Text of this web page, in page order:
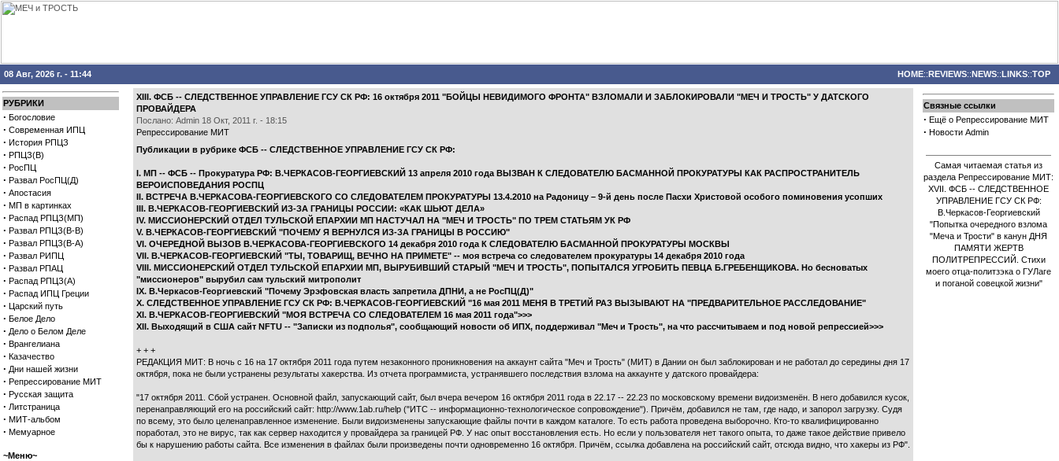
08 Авг, 2026 г. - 11:44 HOME::REVIEWS::NEWS::LINKS::TOP
РУБРИКИ
· Богословие
· Современная ИПЦ
· История РПЦЗ
· РПЦЗ(В)
· РосПЦ
· Развал РосПЦ(Д)
· Апостасия
· МП в картинках
· Распад РПЦЗ(МП)
· Развал РПЦЗ(В-В)
· Развал РПЦЗ(В-А)
· Развал РИПЦ
· Развал РПАЦ
· Распад РПЦЗ(А)
· Распад ИПЦ Греции
· Царский путь
· Белое Дело
· Дело о Белом Деле
· Врангелиана
· Казачество
· Дни нашей жизни
· Репрессирование МИТ
· Русская защита
· Литстраница
· МИТ-альбом
· Мемуарное
~Меню~
XIII. ФСБ -- СЛЕДСТВЕННОЕ УПРАВЛЕНИЕ ГСУ СК РФ: 16 октября 2011 "БОЙЦЫ НЕВИДИМОГО ФРОНТА" ВЗЛОМАЛИ И ЗАБЛОКИРОВАЛИ "МЕЧ И ТРОСТЬ" У ДАТСКОГО
ПРОВАЙДЕРА
Послано: Admin 18 Окт, 2011 г. - 18:15
Репрессирование МИТ
Публикации в рубрике ФСБ -- СЛЕДСТВЕННОЕ УПРАВЛЕНИЕ ГСУ СК РФ:
I. МП -- ФСБ -- Прокуратура РФ: В.ЧЕРКАСОВ-ГЕОРГИЕВСКИЙ 13 апреля 2010 года ВЫЗВАН К СЛЕДОВАТЕЛЮ БАСМАННОЙ ПРОКУРАТУРЫ КАК РАСПРОСТРАНИТЕЛЬ
ВЕРОИСПОВЕДАНИЯ РОСПЦ
II. ВСТРЕЧА В.ЧЕРКАСОВА-ГЕОРГИЕВСКОГО СО СЛЕДОВАТЕЛЕМ ПРОКУРАТУРЫ 13.4.2010 на Радоницу – 9-й день после Пасхи Христовой особого поминовения усопших
III. В.ЧЕРКАСОВ-ГЕОРГИЕВСКИЙ ИЗ-ЗА ГРАНИЦЫ РОССИИ: «КАК ШЬЮТ ДЕЛА»
IV. МИССИОНЕРСКИЙ ОТДЕЛ ТУЛЬСКОЙ ЕПАРХИИ МП НАСТУЧАЛ НА "МЕЧ И ТРОСТЬ" ПО ТРЕМ СТАТЬЯМ УК РФ
V. В.ЧЕРКАСОВ-ГЕОРГИЕВСКИЙ "ПОЧЕМУ Я ВЕРНУЛСЯ ИЗ-ЗА ГРАНИЦЫ В РОССИЮ"
VI. ОЧЕРЕДНОЙ ВЫЗОВ В.ЧЕРКАСОВА-ГЕОРГИЕВСКОГО 14 декабря 2010 года К СЛЕДОВАТЕЛЮ БАСМАННОЙ ПРОКУРАТУРЫ МОСКВЫ
VII. В.ЧЕРКАСОВ-ГЕОРГИЕВСКИЙ "ТЫ, ТОВАРИЩ, ВЕЧНО НА ПРИМЕТЕ" -- моя встреча со следователем прокуратуры 14 декабря 2010 года
VIII. МИССИОНЕРСКИЙ ОТДЕЛ ТУЛЬСКОЙ ЕПАРХИИ МП, ВЫРУБИВШИЙ СТАРЫЙ "МЕЧ И ТРОСТЬ", ПОПЫТАЛСЯ УГРОБИТЬ ПЕВЦА Б.ГРЕБЕНЩИКОВА. Но бесноватых
"миссионеров" вырубил сам тульский митрополит
IX. В.Черкасов-Георгиевский "Почему Эрэфовская власть запретила ДПНИ, а не РосПЦ(Д)"
X. СЛЕДСТВЕННОЕ УПРАВЛЕНИЕ ГСУ СК РФ: В.ЧЕРКАСОВ-ГЕОРГИЕВСКИЙ "16 мая 2011 МЕНЯ В ТРЕТИЙ РАЗ ВЫЗЫВАЮТ НА "ПРЕДВАРИТЕЛЬНОЕ РАССЛЕДОВАНИЕ"
XI. В.ЧЕРКАСОВ-ГЕОРГИЕВСКИЙ "МОЯ ВСТРЕЧА СО СЛЕДОВАТЕЛЕМ 16 мая 2011 года">>>
XII. Выходящий в США сайт NFTU -- "Записки из подполья", сообщающий новости об ИПХ, поддерживал "Меч и Трость", на что рассчитываем и под новой репрессией>>>
+ + +
РЕДАКЦИЯ МИТ: В ночь с 16 на 17 октября 2011 года путем незаконного проникновения на аккаунт сайта "Меч и Трость" (МИТ) в Дании он был заблокирован и не работал до середины дня 17
октября, пока не были устранены результаты хакерства. Из отчета программиста, устранявшего последствия взлома на аккаунте у датского провайдера:
"17 октября 2011. Сбой устранен. Основной файл, запускающий сайт, был вчера вечером 16 октября 2011 года в 22.17 -- 22.23 по московскому времени видоизменён. В него добавился кусок,
перенаправляющий его на российский сайт: http://www.1ab.ru/help ("ИТС -- информационно-технологическое сопровождение"). Причём, добавился не там, где надо, и запорол загрузку. Судя
по всему, это было целенаправленное изменение. Были видоизменены запускающие файлы почти в каждом каталоге. То есть работа проведена выборочно. Кто-то квалифицированно
поработал, это не вирус, так как сервер находится у провайдера за границей РФ. У нас опыт восстановления есть. Но если у пользователя нет такого опыта, то даже такое действие привело
бы к нарушению работы сайта. Все изменения в файлах были произведены почти одновременно 16 октября. Причём, ссылка добавлена на российский сайт, отсюда видно, что хакеры из РФ".
Связные ссылки
· Ещё о Репрессирование МИТ
· Новости Admin
Самая читаемая статья из
раздела Репрессирование МИТ:
XVII. ФСБ -- СЛЕДСТВЕННОЕ
УПРАВЛЕНИЕ ГСУ СК РФ:
В.Черкасов-Георгиевский
"Попытка очередного взлома
"Меча и Трости" в канун ДНЯ
ПАМЯТИ ЖЕРТВ
ПОЛИТРЕПРЕССИЙ. Стихи
моего отца-политзэка о ГУЛаге
и поганой совецкой жизни"